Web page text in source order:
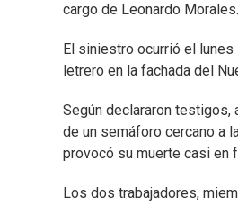
cargo de Leonardo Morales.
El siniestro ocurrió el
letrero en la fachada del
Según declararon testigos,
de un semáforo cercano a
provocó su muerte casi en
Los dos trabajadores,